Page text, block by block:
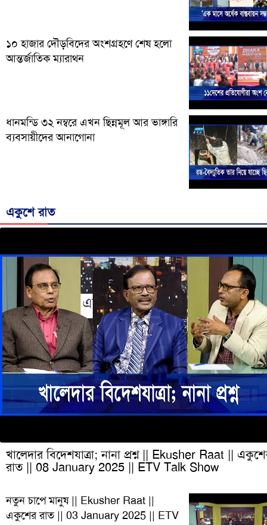
১০ হাজার দৌড়বিদের অংশগ্রহণে শেষ হলো
আন্তর্জাতিক ম্যারাথন
ধানমন্ডি ৩২ নম্বরে এখন ছিন্নমূল আর ভাঙ্গারি
ব্যবসায়ীদের আনাগোনা
একুশে রাত
খালেদার বিদেশযাত্রা; নানা প্রশ্ন || Ekusher Raat ||
রাত || 08 January 2025 || ETV Talk Show
নতুন চাপে মানুষ || Ekusher Raat ||
একুশের রাত || 03 January 2025 || ETV